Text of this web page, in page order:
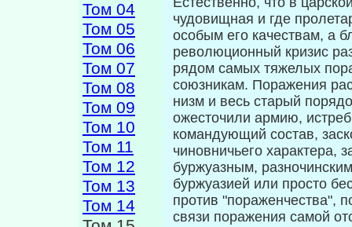
Том 04
Том 05
Том 06
Том 07
Том 08
Том 09
Том 10
Том 11
Том 12
Том 13
Том 14
чудовищная и где
особым его качествам, а
революционный кризис
рядом самых тяжелых
союзникам. Поражения
низм и весь старый
ожесточили армию,
командующий состав,
чиновничьего
буржуазным,
буржуазией или просто
против "пораженчества",
связи поражения самой